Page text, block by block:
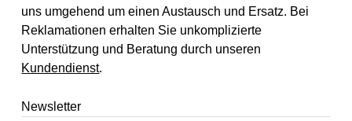
uns umgehend um einen Austausch und Ersatz. Bei
Reklamationen erhalten Sie unkomplizierte
Unterstützung und Beratung durch unseren
Kundendienst.
Newsletter